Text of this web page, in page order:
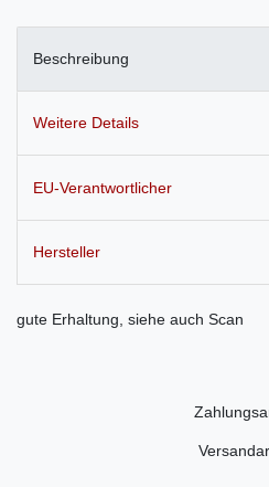
Beschreibung
Weitere Details
EU-Verantwortlicher
Hersteller
gute Erhaltung, siehe auch Scan